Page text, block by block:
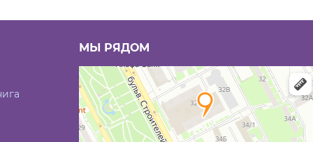
МЫ РЯДОМ